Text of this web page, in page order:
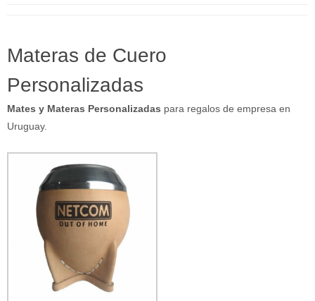
Materas de Cuero
Personalizadas
Mates y Materas Personalizadas para regalos de empresa en
Uruguay.